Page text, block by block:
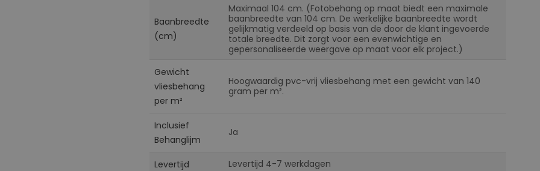
Baanbreedte
(cm)
Maximaal 104 cm. (Fotobehang op maat biedt een maximale
baanbreedte van 104 cm. De werkelijke baanbreedte wordt
gelijkmatig verdeeld op basis van de door de klant ingevoerde
totale breedte. Dit zorgt voor een evenwichtige en
gepersonaliseerde weergave op maat voor elk project.)
Gewicht
vliesbehang
per m²
Hoogwaardig pvc-vrij vliesbehang met een gewicht van 140
gram per m².
Inclusief
Behanglijm
Ja
Levertijd Levertijd 4-7 werkdagen